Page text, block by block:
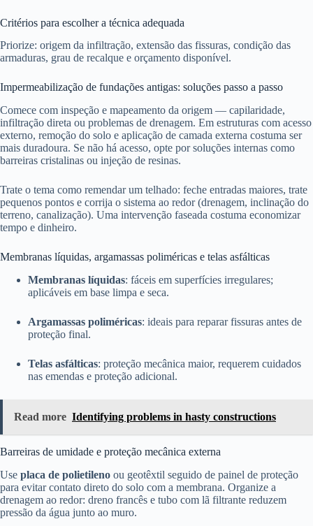
Critérios para escolher a técnica adequada
Priorize: origem da infiltração, extensão das fissuras, condição das
armaduras, grau de recalque e orçamento disponível.
Impermeabilização de fundações antigas: soluções passo a passo
Comece com inspeção e mapeamento da origem — capilaridade,
infiltração direta ou problemas de drenagem. Em estruturas com acesso
externo, remoção do solo e aplicação de camada externa costuma ser
mais duradoura. Se não há acesso, opte por soluções internas como
barreiras cristalinas ou injeção de resinas.
Trate o tema como remendar um telhado: feche entradas maiores, trate
pequenos pontos e corrija o sistema ao redor (drenagem, inclinação do
terreno, canalização). Uma intervenção faseada costuma economizar
tempo e dinheiro.
Membranas líquidas, argamassas poliméricas e telas asfálticas
Membranas líquidas: fáceis em superfícies irregulares;
aplicáveis em base limpa e seca.
Argamassas poliméricas: ideais para reparar fissuras antes de
proteção final.
Telas asfálticas: proteção mecânica maior, requerem cuidados
nas emendas e proteção adicional.
Read more Identifying problems in hasty constructions
Barreiras de umidade e proteção mecânica externa
Use placa de polietileno ou geotêxtil seguido de painel de proteção
para evitar contato direto do solo com a membrana. Organize a
drenagem ao redor: dreno francês e tubo com lã filtrante reduzem
pressão da água junto ao muro.